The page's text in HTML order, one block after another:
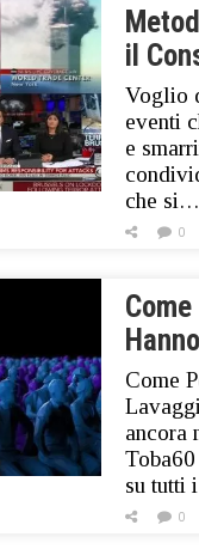
il
Voglio
eventi
e
che si…
0
Come
ancora
su tutti
0